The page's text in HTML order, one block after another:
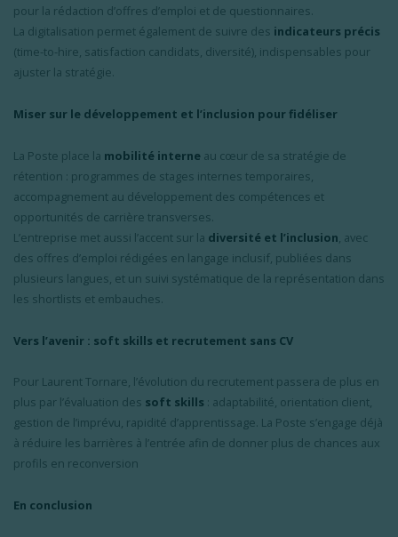
pour la rédaction d’offres d’emploi et de questionnaires.
La digitalisation permet également de suivre des indicateurs précis
(time-to-hire, satisfaction candidats, diversité), indispensables pour
ajuster la stratégie.
Miser sur le développement et l’inclusion pour fidéliser
La Poste place la mobilité interne au cœur de sa stratégie de
rétention : programmes de stages internes temporaires,
accompagnement au développement des compétences et
opportunités de carrière transverses.
L’entreprise met aussi l’accent sur la diversité et l’inclusion, avec
des offres d’emploi rédigées en langage inclusif, publiées dans
plusieurs langues, et un suivi systématique de la représentation dans
les shortlists et embauches.
Vers l’avenir : soft skills et recrutement sans CV
Pour Laurent Tornare, l’évolution du recrutement passera de plus en
plus par l’évaluation des soft skills : adaptabilité, orientation client,
gestion de l’imprévu, rapidité d’apprentissage. La Poste s’engage déjà
à réduire les barrières à l’entrée afin de donner plus de chances aux
profils en reconversion
En conclusion